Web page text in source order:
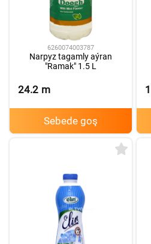
6260074003787
Narpyz tagamly aýran
"Ramak" 1.5 L
24.2 m
Sebede goş